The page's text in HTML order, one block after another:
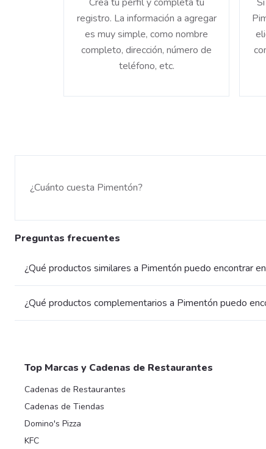
registro. La información a agregar
es muy simple, como nombre
completo, dirección, número de
teléfono, etc.
¿Cuánto cuesta Pimentón?
Preguntas frecuentes
¿Qué productos similares a Pimentón puedo encontrar
¿Qué productos complementarios a Pimentón puedo
Top Marcas y Cadenas de Restaurantes
Cadenas de Restaurantes
Cadenas de Tiendas
Domino's Pizza
KFC